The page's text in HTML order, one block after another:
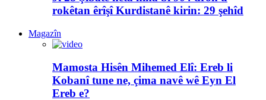
rokêtan êrîşî Kurdistanê kirin: 29 şehîd
Magazîn
Mamosta Hisên Mihemed Elî: Ereb li
Kobanî tune ne, çima navê wê Eyn El
Ereb e?